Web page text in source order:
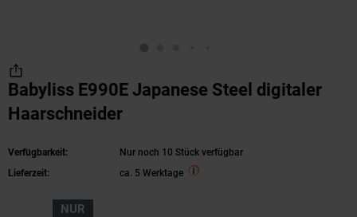
Babyliss E990E Japanese Steel digitaler
Haarschneider
Verfügbarkeit:
Nur noch 10 Stück verfügbar
Lieferzeit:
ca. 5 Werktage
NUR